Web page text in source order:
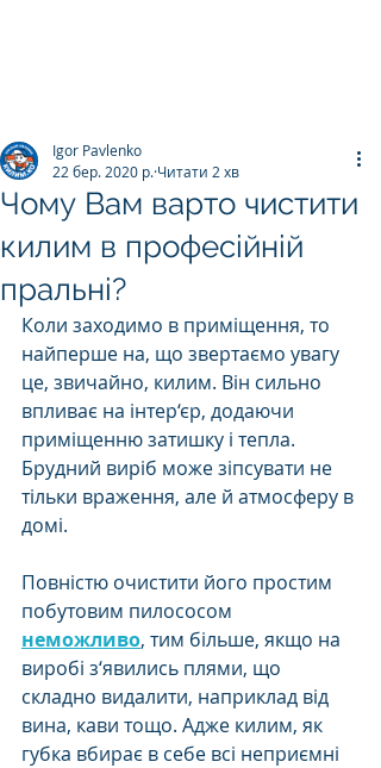
Чому Вам варто чистити
килим в професійній
пральні?
Igor Pavlenko
22 бер. 2020 р. Читати 2 хв
Коли заходимо в приміщення, то
найперше на, що звертаємо увагу
це, звичайно, килим. Він сильно
впливає на інтер‘єр, додаючи
приміщенню затишку і тепла.
Брудний виріб може зіпсувати не
тільки враження, але й атмосферу в
домі.
Повністю очистити його простим
побутовим пилососом
неможливо, тим більше, якщо на
виробі з‘явились плями, що
складно видалити, наприклад від
вина, кави тощо. Адже килим, як
губка вбирає в себе всі неприємні